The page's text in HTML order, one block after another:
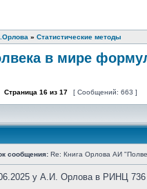
» Статистические методы
в мире
Страница 16 из 17 [ Сообщений: 663 ]
сообщения: Re: Книга Орлова АИ
у А.И. Орлова в РИНЦ 736